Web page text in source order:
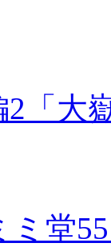
「大
ミ堂